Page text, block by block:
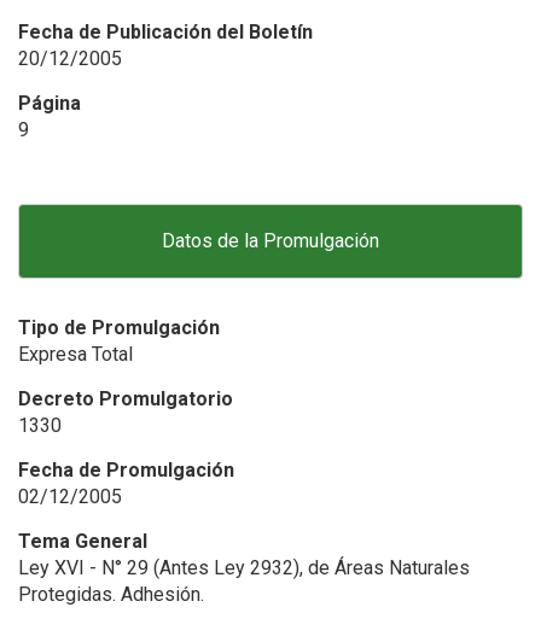
Fecha de Publicación del Boletín
20/12/2005
Página
9
Datos de la Promulgación
Tipo de Promulgación
Expresa Total
Decreto Promulgatorio
1330
Fecha de Promulgación
02/12/2005
Tema General
Ley XVI - N° 29 (Antes Ley 2932), de Áreas Naturales
Protegidas. Adhesión.